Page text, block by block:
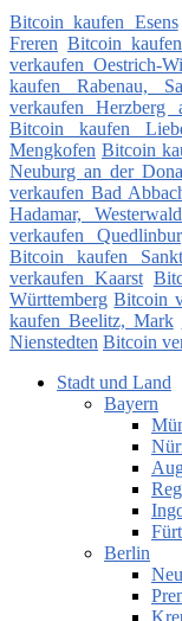
Bitcoin kaufen Esens
Freren Bitcoin
verkaufen Oestrich-
kaufen Rabenau,
verkaufen Herzberg
Bitcoin kaufen
Mengkofen Bitcoin
Neuburg an der
verkaufen Bad
Hadamar, Westerwald
verkaufen
Bitcoin kaufen
verkaufen Kaarst
Württemberg Bitcoin
kaufen Beelitz, Mark
Nienstedten Bitcoin
Stadt und Land
Bayern
Berlin